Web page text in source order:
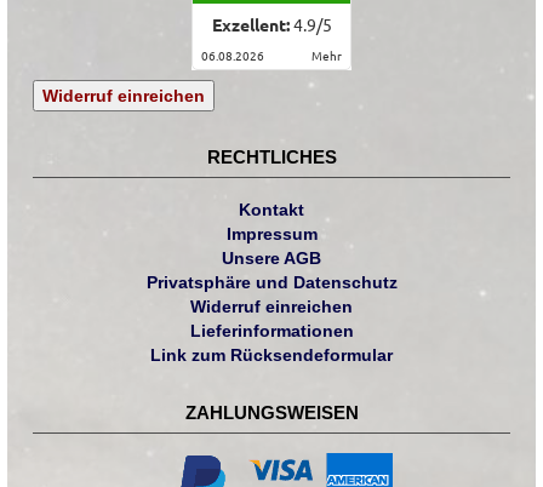
Exzellent:4.9/5
06.08.2026 mehr
Widerruf einreichen
RECHTLICHES
Kontakt
Impressum
Unsere AGB
Privatsphäre und Datenschutz
Widerruf einreichen
Lieferinformationen
Link zum Rücksendeformular
ZAHLUNGSWEISEN